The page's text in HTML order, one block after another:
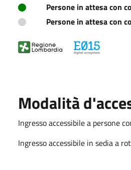
Persone in attesa con
Persone in attesa con
Modalità
Ingresso accessibile a persone
Ingresso accessibile in sedia a